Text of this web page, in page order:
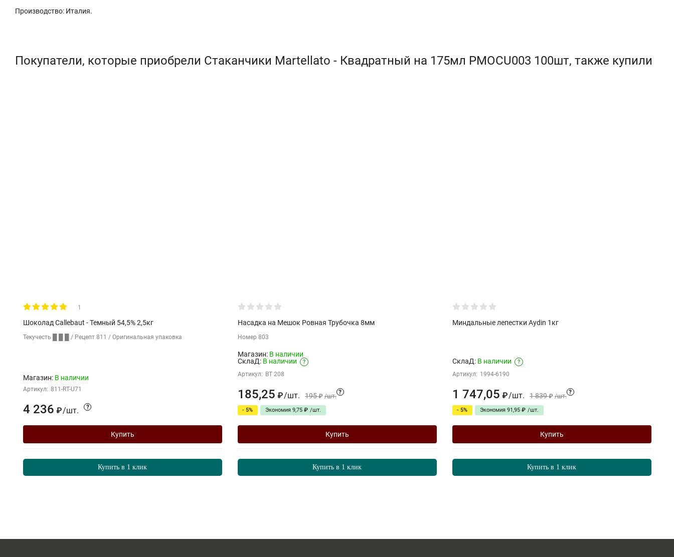
Производство: Италия.
Покупатели, которые приобрели Стаканчики Martellato - Квадратный на 175мл PMOCU003 100шт, также купили
1
Шоколад Callebaut - Темный 54,5% 2,5кг
Текучесть █ █ █ / Рецепт 811 / Оригинальная упаковка
Магазин: В наличии
Артикул: 811-RT-U71
4 236 ₽/шт. ?
Купить
Купить в 1 клик
Насадка на Мешок Ровная Трубочка 8мм
Номер 803
Магазин: В наличии
СклаД: В наличии ?
Артикул: BT 208
185,25 ₽/шт. 195 ₽ /шт.
?
- 5% Экономия 9,75 ₽ /шт.
Купить
Купить в 1 клик
Миндальные лепестки Aydin 1кг
СклаД: В наличии ?
Артикул: 1994-6190
1 747,05 ₽/шт. 1 839 ₽ /шт.
?
- 5% Экономия 91,95 ₽ /шт.
Купить
Купить в 1 клик